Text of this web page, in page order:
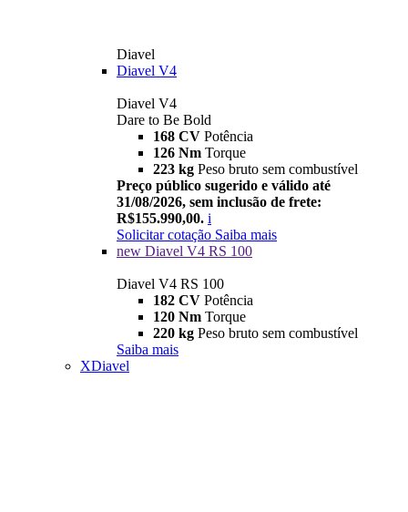
Diavel
Diavel V4
Diavel V4
Dare to Be Bold
168 CV Potência
126 Nm Torque
223 kg Peso bruto sem combustível
Preço público sugerido e válido até
31/08/2026, sem inclusão de frete:
R$155.990,00. i
Solicitar cotação Saiba mais
new Diavel V4 RS 100
Diavel V4 RS 100
182 CV Potência
120 Nm Torque
220 kg Peso bruto sem combustível
Saiba mais
XDiavel